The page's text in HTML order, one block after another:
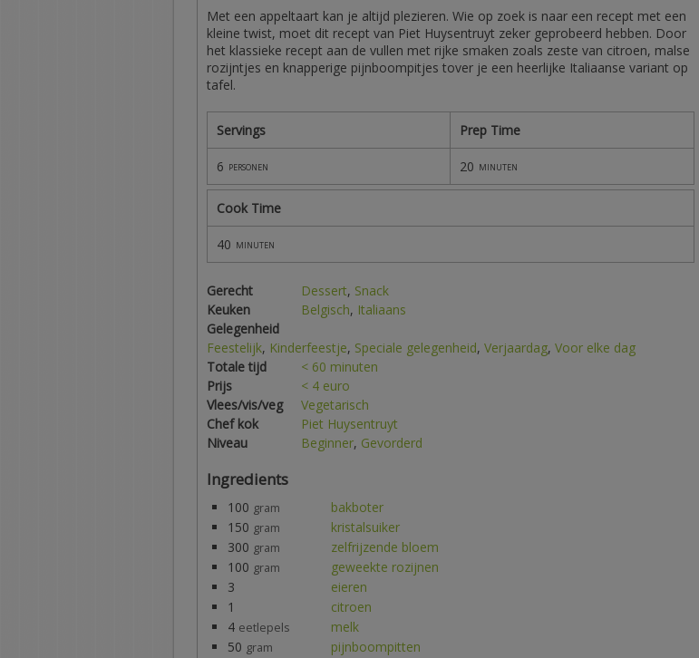
Met een appeltaart kan je altijd plezieren. Wie op zoek is naar een recept met een
kleine twist, moet dit recept van Piet Huysentruyt zeker geprobeerd hebben. Door
het klassieke recept aan de vullen met rijke smaken zoals zeste van citroen, malse
rozijntjes en knapperige pijnboompitjes tover je een heerlijke Italiaanse variant op
tafel.
Servings Prep Time
6 personen 20 minuten
Cook Time
40 minuten
Gerecht Dessert, Snack
Keuken
Belgisch, Italiaans
Gelegenheid
Feestelijk, Kinderfeestje, Speciale gelegenheid, Verjaardag, Voor elke dag
Totale tijd
< 60 minuten
Prijs
< 4 euro
Vlees/vis/veg
Vegetarisch
Chef kok
Piet Huysentruyt
Niveau
Beginner, Gevorderd
Ingredients
100 gram
bakboter
150 gram
kristalsuiker
300 gram
zelfrijzende bloem
100 gram
geweekte rozijnen
3
eieren
1
citroen
4 eetlepels
melk
50 gram
pijnboompitten